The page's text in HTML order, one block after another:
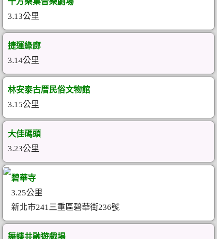
3.13公里
捷運綠廊
3.14公里
林安泰古厝民俗文物館
3.15公里
大佳碼頭
3.23公里
碧華寺
3.25公里
新北市241三重區碧華街236號
舞蝶共融遊戲場